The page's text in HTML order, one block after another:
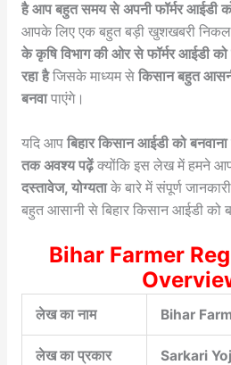
है आप बहुत समय से अपनी फॉर्मर आईडी
आपके लिए एक बहुत बड़ी खुशखबरी निकल
के कृषि विभाग की ओर से फॉर्मर आईडी
रहा हैजिसके माध्यम से किसान बहुत
बनवापाएंगे।
यदि आप बिहार किसान आईडी को बनवाना
तक अवश्य पढ़ेंक्योंकि इस लेख में हमने
दस्तावेज, योग्यताके बारे में संपूर्ण
बहुत आसानी से बिहार किसान आईडी को
Bihar Farmer
लेख का नाम Bihar
लेख का प्रकार Sarkari